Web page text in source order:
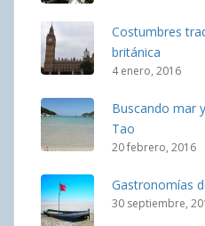
Costumbres
británica
4 enero, 2016
Buscando mar
Tao
20 febrero, 2016
Gastronomías
30 septiembre,